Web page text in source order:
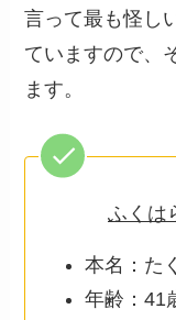
言って最も怪し
ていますので、
ます。
ふくは
本名：た
年齢：41